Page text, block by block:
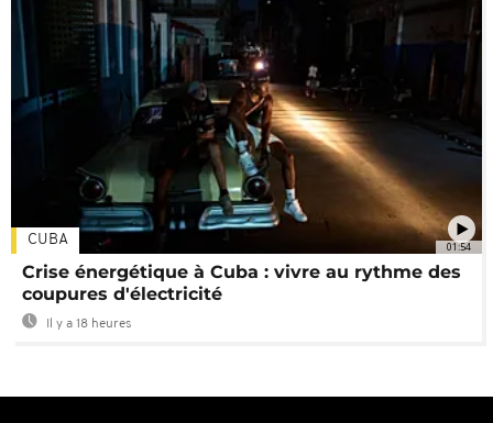
01:54
CUBA
Crise énergétique à Cuba : vivre au rythme des
coupures d'électricité
Il y a 18 heures